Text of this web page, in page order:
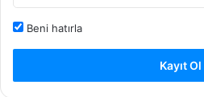
Beni hatırla
Kayıt Ol